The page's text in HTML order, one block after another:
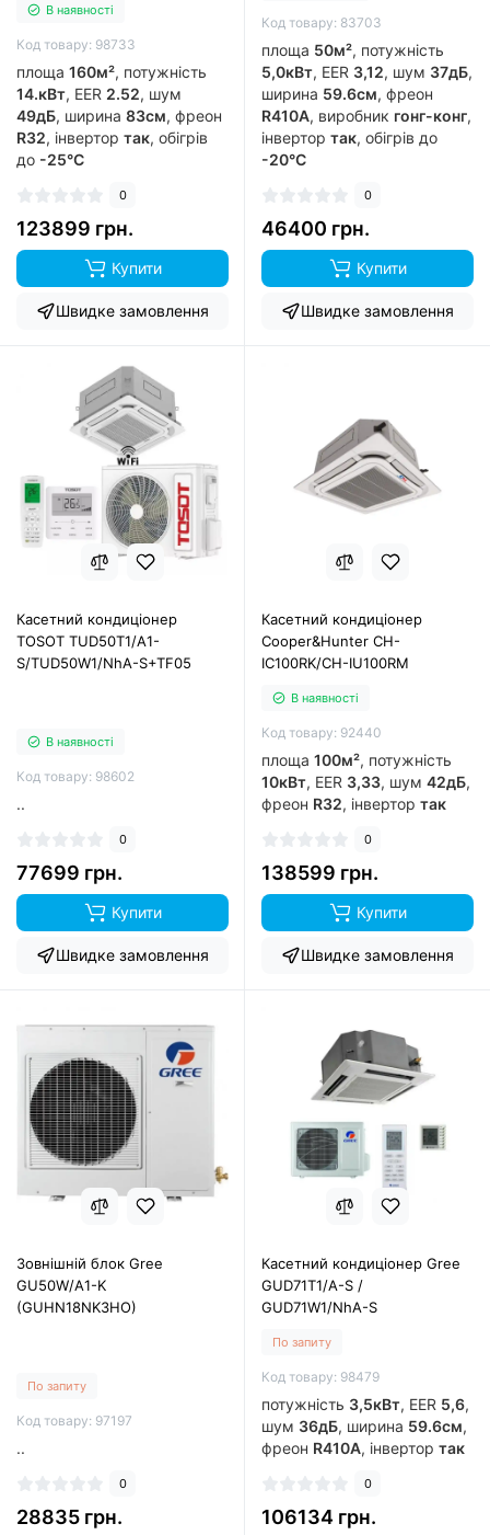
В наявності
Код товару: 98733
площа 160м², потужність
14.кВт, EER 2.52, шум
49дБ, ширина 83см, фреон
R32, інвертор так, обігрів
до -25°C
0
123899 грн.
Купити
Швидке замовлення
Код товару: 83703
площа 50м², потужність
5,0кВт, EER 3,12, шум 37дБ,
ширина 59.6см, фреон
R410A, виробник гонг-конг,
інвертор так, обігрів до
-20°C
0
46400 грн.
Купити
Швидке замовлення
Касетний кондиціонер
TOSOT TUD50T1/A1-
S/TUD50W1/NhA-S+TF05
В наявності
Код товару: 98602
..
0
77699 грн.
Купити
Швидке замовлення
Касетний кондиціонер
Cooper&Hunter CH-
IC100RK/CH-IU100RM
В наявності
Код товару: 92440
площа 100м², потужність
10кВт, EER 3,33, шум 42дБ,
фреон R32, інвертор так
0
138599 грн.
Купити
Швидке замовлення
Зовнішній блок Gree
GU50W/A1-K
(GUHN18NK3HO)
По запиту
Код товару: 97197
..
0
28835 грн.
Касетний кондиціонер Gree
GUD71T1/A-S /
GUD71W1/NhA-S
По запиту
Код товару: 98479
потужність 3,5кВт, EER 5,6,
шум 36дБ, ширина 59.6см,
фреон R410A, інвертор так
0
106134 грн.